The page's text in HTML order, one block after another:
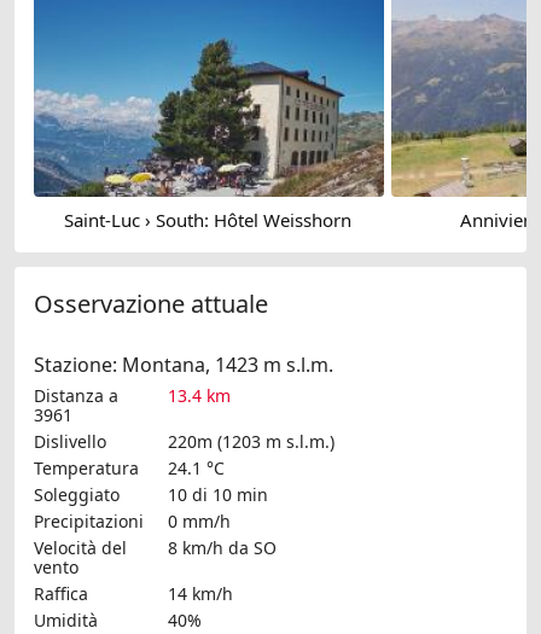
Saint-Luc › South: Hôtel Weisshorn
Osservazione attuale
Stazione: Montana, 1423 m s.l.m.
Distanza a
3961
13.4 km
Dislivello
220m (1203 m s.l.m.)
Temperatura
24.1 °C
Soleggiato
10 di 10 min
Precipitazioni
0 mm/h
Velocità del
vento
8 km/h da SO
Raffica
14 km/h
Umidità
40%